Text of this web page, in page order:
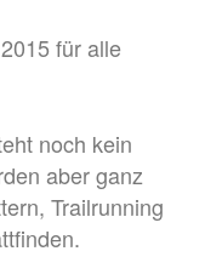
für alle
noch kein
aber ganz
Trailrunning